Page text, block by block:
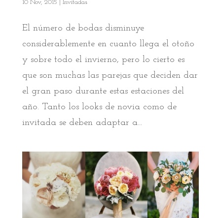
10 Nov, 2015 | Invitadas
El número de bodas disminuye
considerablemente en cuanto llega el otoño
y sobre todo el invierno, pero lo cierto es
que son muchas las parejas que deciden dar
el gran paso durante estas estaciones del
año. Tanto los looks de novia como de
invitada se deben adaptar a...